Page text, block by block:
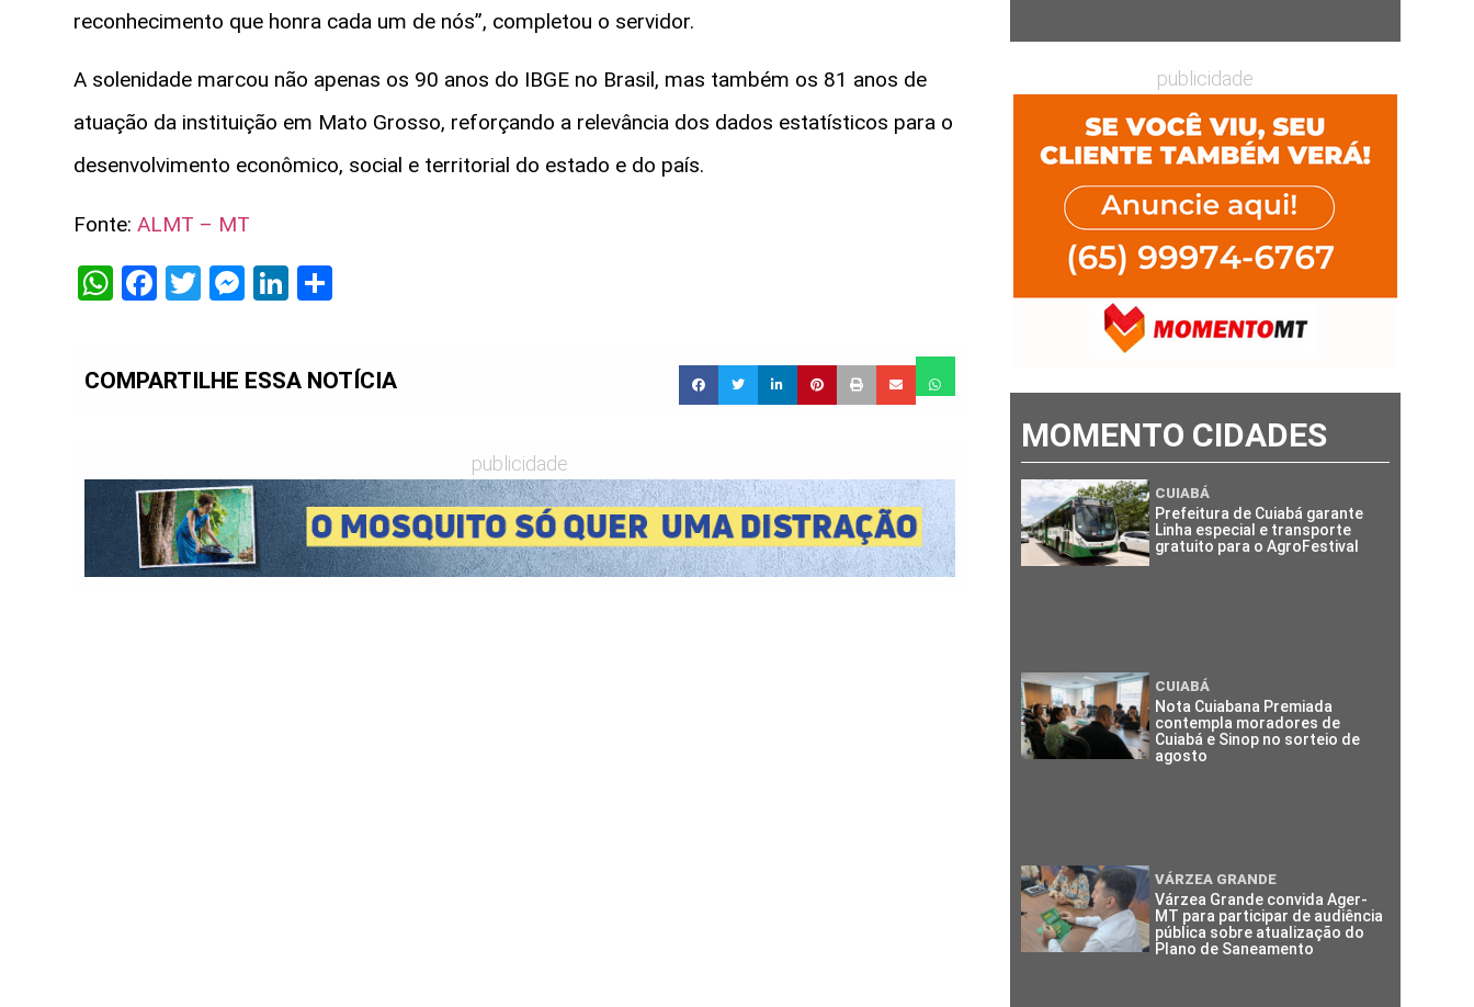
reconhecimento que honra cada um de nós”, completou o servidor.
A solenidade marcou não apenas os 90 anos do IBGE no Brasil, mas também os 81 anos de
atuação da instituição em Mato Grosso, reforçando a relevância dos dados estatísticos para o
desenvolvimento econômico, social e territorial do estado e do país.
Fonte: ALMT – MT
WhatsApp
Facebook
Twitter
Messenger
LinkedIn
COMPARTILHE ESSA NOTÍCIA
publicidade
publicidade
MOMENTO CIDADES
CUIABÁ
Prefeitura de Cuiabá garante
Linha especial e transporte
gratuito para o AgroFestival
CUIABÁ
Nota Cuiabana Premiada
contempla moradores de
Cuiabá e Sinop no sorteio de
agosto
VÁRZEA GRANDE
Várzea Grande convida Ager-
MT para participar de audiência
pública sobre atualização do
Plano de Saneamento